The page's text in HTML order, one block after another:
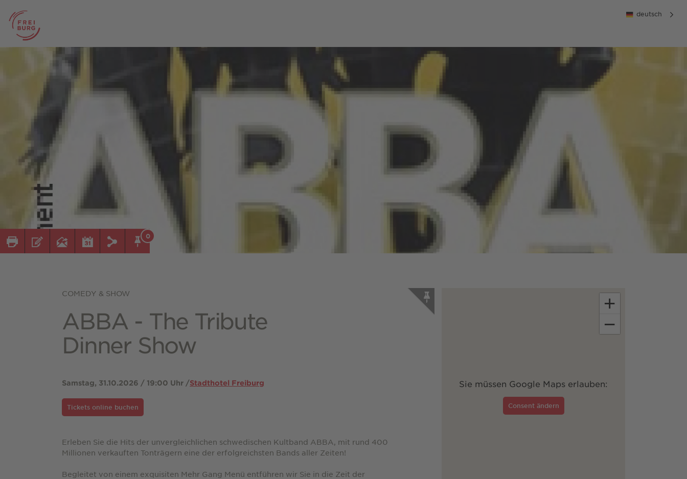
deutsch
0
COMEDY & SHOW
ABBA - The Tribute
Dinner Show
Samstag, 31.10.2026 / 19:00 Uhr /Stadthotel Freiburg
Tickets online buchen
Erleben Sie die Hits der unvergleichlichen schwedischen Kultband ABBA, mit rund 400
Millionen verkauften Tonträgern eine der erfolgreichsten Bands aller Zeiten!
Begleitet von einem exquisiten Mehr Gang Menü entführen wir Sie in die Zeit der
Sie müssen Google Maps erlauben:
Consent ändern
+
−